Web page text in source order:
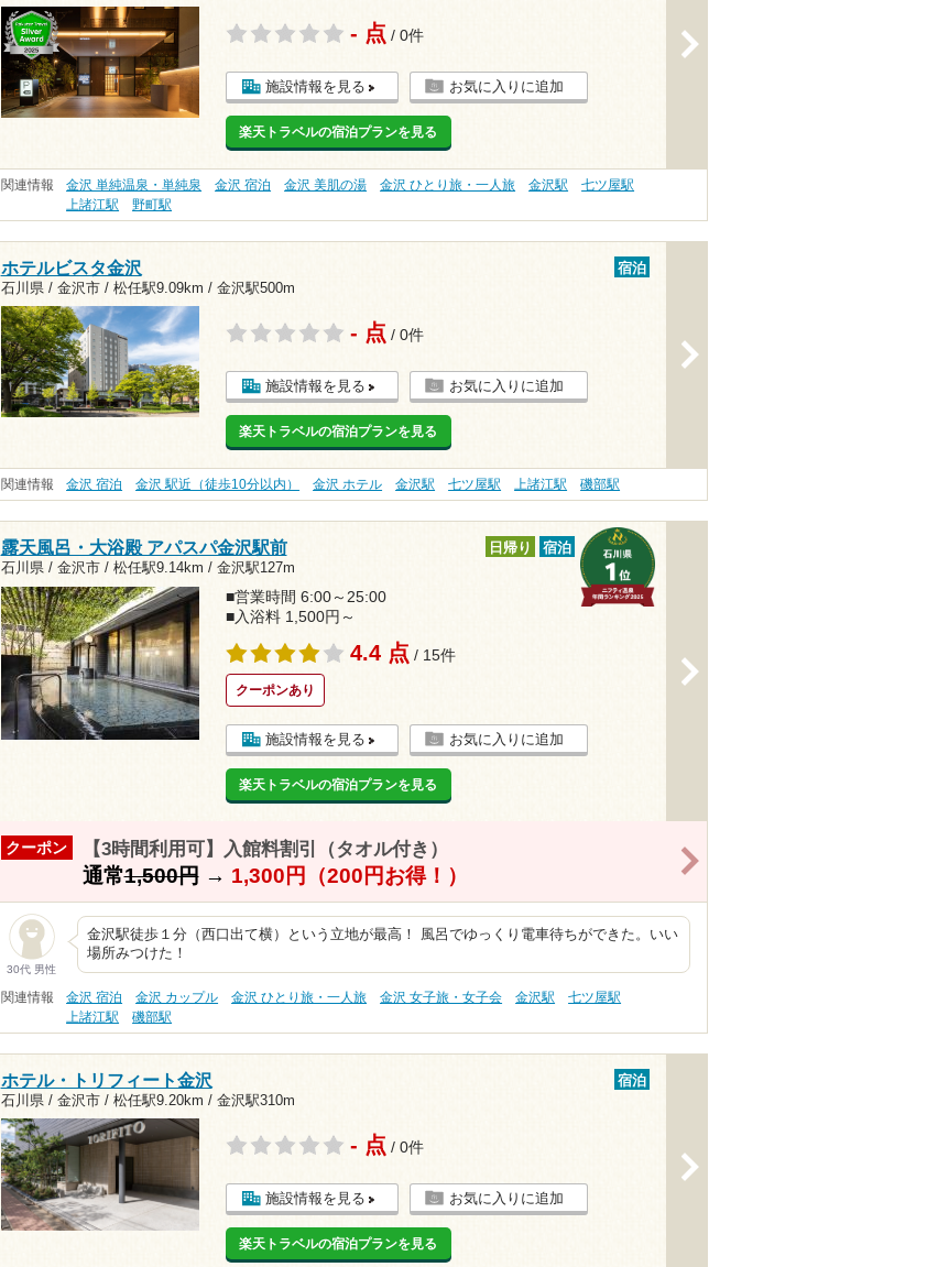
- 点 / 0件
施設情報を見る お気に入りに追加
楽天トラベルの宿泊プランを見る
関連情報 金沢 単純温泉・単純泉 金沢 宿泊 金沢 美肌の湯 金沢 ひとり旅・一人旅 金沢駅
七ツ屋駅
上諸江駅
野町駅
ホテルビスタ金沢
石川県 / 金沢市 / 松任駅9.09km / 金沢駅500m
宿泊
- 点 / 0件
施設情報を見る お気に入りに追加
楽天トラベルの宿泊プランを見る
関連情報 金沢 宿泊 金沢 駅近（徒歩10分以内） 金沢 ホテル 金沢駅 七ツ屋駅 上諸江駅 磯部駅
露天風呂・大浴殿 アパスパ金沢駅前
石川県 / 金沢市 / 松任駅9.14km / 金沢駅127m
日帰り 宿泊
■営業時間 6:00～25:00
■入浴料 1,500円～
4.4 点 / 15件
クーポンあり
施設情報を見る お気に入りに追加
楽天トラベルの宿泊プランを見る
クーポン 【3時間利用可】入館料割引（タオル付き）
通常1,500円→ 1,300円（200円お得！）
>
30代 男性
金沢駅徒歩１分（西口出て横）という立地が最高！ 風呂でゆっくり電車待ちができた。いい
場所みつけた！
関連情報 金沢 宿泊 金沢 カップル 金沢 ひとり旅・一人旅 金沢 女子旅・女子会 金沢駅
七ツ屋駅
上諸江駅
磯部駅
ホテル・トリフィート金沢
石川県 / 金沢市 / 松任駅9.20km / 金沢駅310m
宿泊
- 点 / 0件
施設情報を見る お気に入りに追加
楽天トラベルの宿泊プランを見る